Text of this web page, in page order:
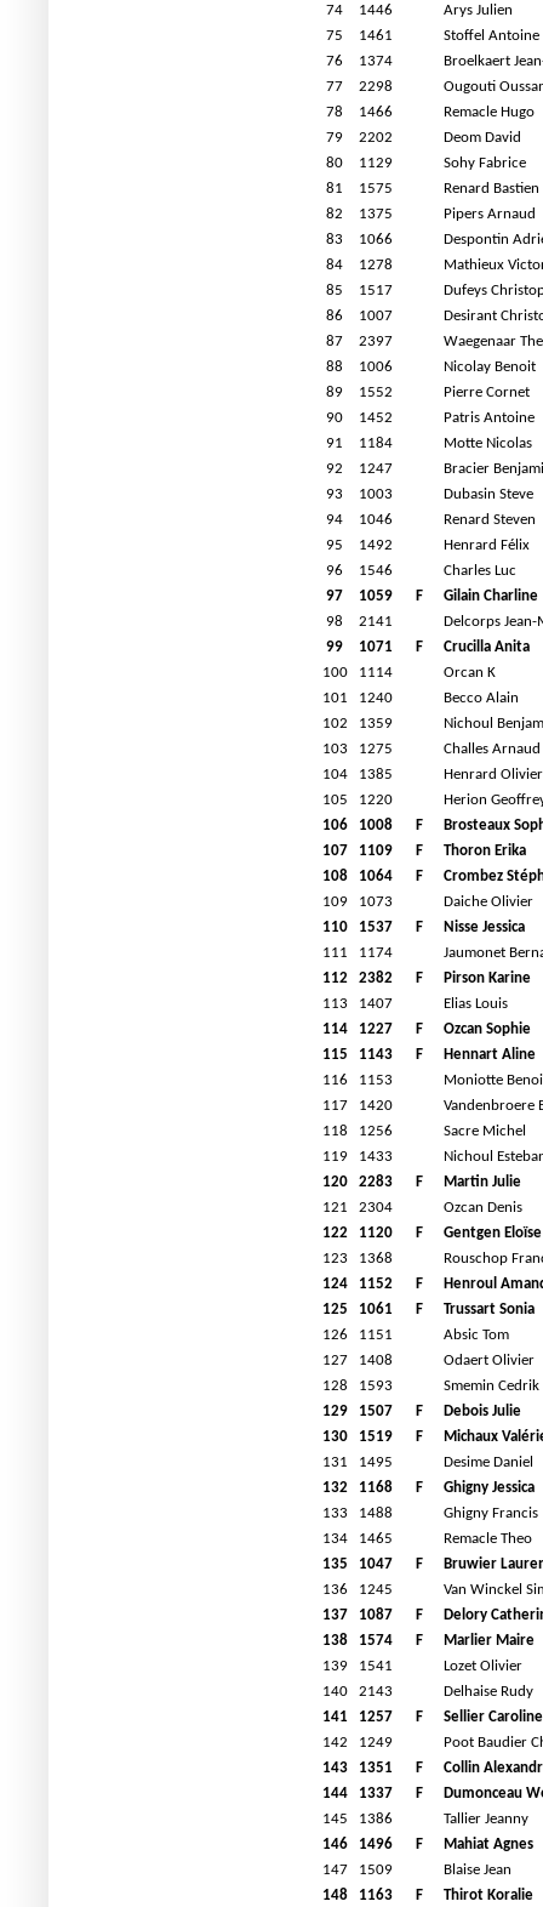
74
1446
Arys Julien
75
1461
Stoffel Antoine
76
1374
Broelkaert
77
2298
Ougouti
78
1466
Remacle Hugo
79
2202
Deom David
80
1129
Sohy Fabrice
81
1575
Renard Bastien
82
1375
Pipers Arnaud
83
1066
Despontin
84
1278
Mathieux
85
1517
Dufeys
86
1007
Desirant
87
2397
Waegenaar
88
1006
Nicolay Benoit
89
1552
Pierre Cornet
90
1452
Patris Antoine
91
1184
Motte Nicolas
92
1247
Bracier
93
1003
Dubasin Steve
94
1046
Renard Steven
95
1492
Henrard Félix
96
1546
Charles Luc
97
1059 F
Gilain Charline
98
2141
Delcorps Jean-
99
1071 F
Crucilla Anita
100
1114
Orcan K
101
1240
Becco Alain
102
1359
Nichoul
103
1275
Challes Arnaud
104
1385
Henrard Olivier
105
1220
Herion
106
1008 F
Brosteaux
107
1109 F
Thoron Erika
108
1064 F
Crombez
109
1073
Daiche Olivier
110
1537 F
Nisse Jessica
111
1174
Jaumonet
112
2382 F
Pirson Karine
113
1407
Elias Louis
114
1227 F
Ozcan Sophie
115
1143 F
Hennart Aline
116
1153
Moniotte
117
1420
Vandenbroere
118
1256
Sacre Michel
119
1433
Nichoul
120
2283 F
Martin Julie
121
2304
Ozcan Denis
122
1120 F
Gentgen Eloïse
123
1368
Rouschop
124
1152 F
Henroul
125
1061 F
Trussart Sonia
126
1151
Absic Tom
127
1408
Odaert Olivier
128
1593
Smemin Cedrik
129
1507 F
Debois Julie
130
1519 F
Michaux
131
1495
Desime Daniel
132
1168 F
Ghigny Jessica
133
1488
Ghigny Francis
134
1465
Remacle Theo
135
1047 F
Bruwier
136
1245
Van Winckel
137
1087 F
Delory
138
1574 F
Marlier Maire
139
1541
Lozet Olivier
140
2143
Delhaise Rudy
141
1257 F
Sellier Caroline
142
1249
Poot Baudier
143
1351 F
Collin
144
1337 F
Dumonceau
145
1386
Tallier Jeanny
146
1496 F
Mahiat Agnes
147
1509
Blaise Jean
148
1163 F Thirot Koralie